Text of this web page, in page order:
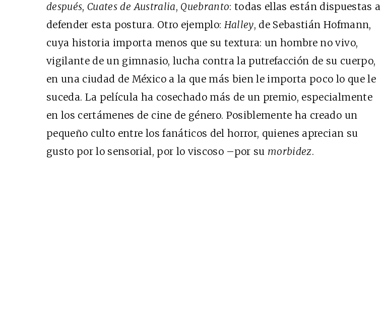
después,Cuates de Australia, Quebranto: todas ellas están dispuestas a
defender esta postura. Otro ejemplo: Halley, de Sebastián Hofmann,
cuya historia importa menos que su textura: un hombre no vivo,
vigilante de un gimnasio, lucha contra la putrefacción de su cuerpo,
en una ciudad de México a la que más bien le importa poco lo que le
suceda. La película ha cosechado más de un premio, especialmente
en los certámenes de cine de género. Posiblemente ha creado un
pequeño culto entre los fanáticos del horror, quienes aprecian su
gusto por lo sensorial, por lo viscoso –por su morbidez.
Cine desde los márgenes
EDICIÓN MÉXICO
SUSCRÍBETE
Cine desde los márgenes
EDICIÓN ESPAÑA
SUSCRÍBETE